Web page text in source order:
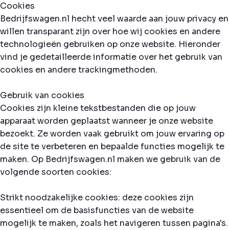
Cookies
Bedrijfswagen.nl hecht veel waarde aan jouw privacy en
willen transparant zijn over hoe wij cookies en andere
technologieën gebruiken op onze website. Hieronder
vind je gedetailleerde informatie over het gebruik van
cookies en andere trackingmethoden.
Gebruik van cookies
Cookies zijn kleine tekstbestanden die op jouw
apparaat worden geplaatst wanneer je onze website
bezoekt. Ze worden vaak gebruikt om jouw ervaring op
de site te verbeteren en bepaalde functies mogelijk te
maken. Op Bedrijfswagen.nl maken we gebruik van de
volgende soorten cookies:
Strikt noodzakelijke cookies: deze cookies zijn
essentieel om de basisfuncties van de website
mogelijk te maken, zoals het navigeren tussen pagina's.